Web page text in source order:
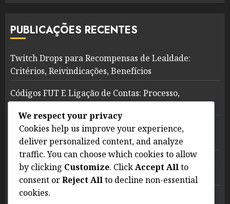
PUBLICAÇÕES RECENTES
Twitch Drops para Recompensas de Lealdade:
Critérios, Reivindicações, Benefícios
Códigos FUT E Ligação de Contas: Processo,
FAQs sobre a Redenção de Códigos FUT: Perguntas
Comuns, Respostas
Códigos FUT por Tempo Limitado: Pacotes Especiais,
Itens Exclusivos
Twitch Drops para Torneios de Esports:
We respect your privacy
Cookies help us improve your experience,
deliver personalized content, and analyze
traffic. You can choose which cookies to allow
by clicking Customize. ClickAccept Allto
consent orReject Allto decline non-essential
cookies.